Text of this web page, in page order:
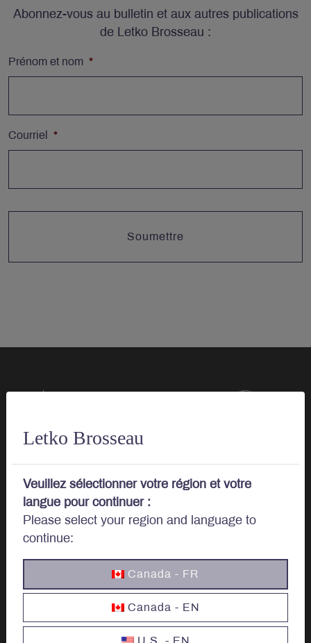
Letko Brosseau
Veuillez sélectionner votre région et votre
langue pour continuer :
Please select your region and language to
continue:
Canada - FR
Canada - EN
U.S. - EN
Abonnez-vous au bulletin et aux autres publications
de Letko Brosseau :
Prénom et nom *
Courriel *
d’investissements.
Investir
Investir au Canada
Investisseurs Institutionnels